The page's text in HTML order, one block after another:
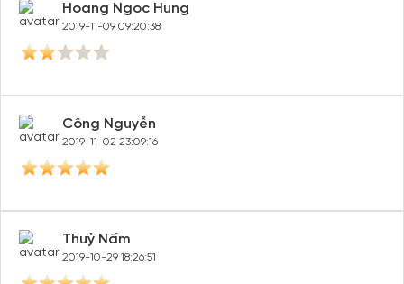
Hoang Ngoc Hung
2019-11-09 09:20:38
Công Nguyễn
2019-11-02 23:09:16
Thuỷ Nấm
2019-10-29 18:26:51